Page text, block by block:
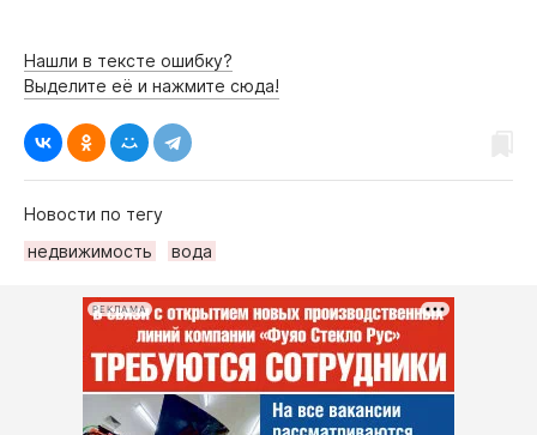
Нашли в тексте ошибку?
Выделите её и нажмите сюда!
Новости по тегу
недвижимость
вода
РЕКЛАМА